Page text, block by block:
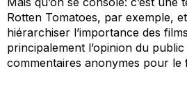
Rotten Tomatoes, par exemple, et
hiérarchiser l’importance des
principalement l’opinion du
commentaires anonymes pour le